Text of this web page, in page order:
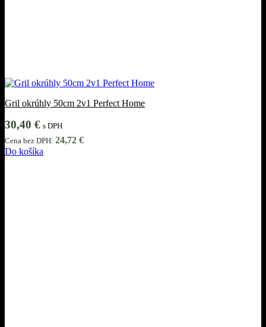
Gril okrúhly 50cm 2v1 Perfect Home
30,40 € s DPH
Cena bez DPH: 24,72 €
Do košíka